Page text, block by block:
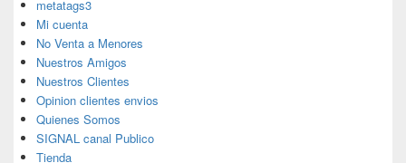
metatags3
Mi cuenta
No Venta a Menores
Nuestros Amigos
Nuestros Clientes
Opinion clientes envios
Quienes Somos
SIGNAL canal Publico
Tienda